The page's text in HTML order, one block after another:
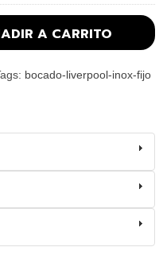
A CARRITO
bocado-liverpool-inox-fijo